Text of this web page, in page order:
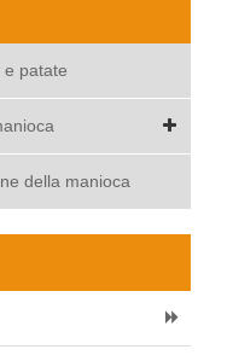
e patate
della manioca